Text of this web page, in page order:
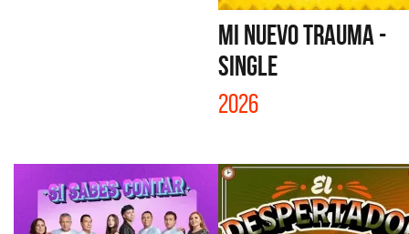
MI NUEVO TRAUMA -
SINGLE
2026